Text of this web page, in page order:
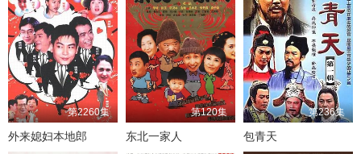
第2260集
外来媳妇本地郎
第120集
东北一家人
第236集
包青天